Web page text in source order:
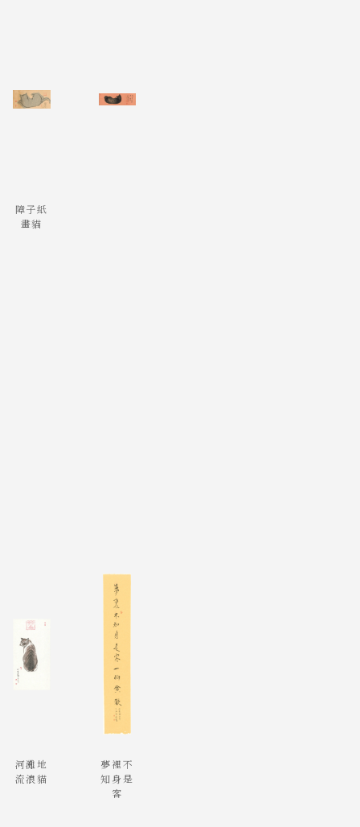
障子紙
畫貓
河灘地
流浪貓
夢裡不
知身是
客